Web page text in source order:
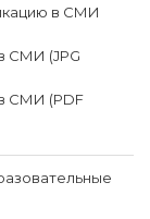
в СМИ
СМИ (JPG
СМИ (PDF